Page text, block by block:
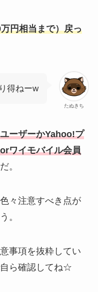
円相当まで）戻っ
たぬきち
得ねーw
ーザーかYahoo!プ
ワイモバイル会員
。
々注意すべき点が
。
事項を抜粋してい
ら確認してね☆